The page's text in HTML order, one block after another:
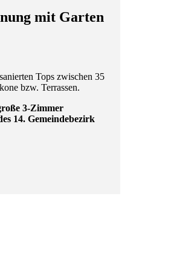
mit Garten
Tops zwischen 35
bzw. Terrassen.
3-Zimmer
14. Gemeindebezirk